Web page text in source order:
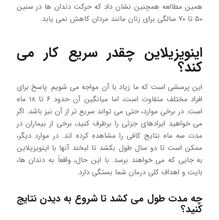
همین مطالعه همچنین نشان داد که حرکت دندان ها در سنین
۵۰ تا ۷۰ سالگی برای زنان مانند مردان کاهش نمی یابد.
اینویزیلاین چقدر سریع کار می
کند؟
این پرسشی است که ما زیاد با آن مواجه می شویم. پاسخ برای
افراد مختلف متفاوت است، اما میانگین آن حدود ۶ تا ۱۸ ماه
است. در برخی موارد، حتی می تواند سریع تر از آن نیز باشد. اگر
می خواهید ایرادهای جزئی را برطرف کنید، برخی از بیماران در
مدت سه ماه نتایج کافی را مشاهده کرده اند. در موارد دیگر،
ممکن است تا دو سال طول بکشد تا لبخند آنها با اینویزیلاین
به جایی که می خواهند برسد. با این حال، واقعاً به دندان ها،
بایت و اهداف کلی درمان شما بستگی دارد.
چه مدت طول می کشد تا شروع به دیدن نتایج
کنید؟